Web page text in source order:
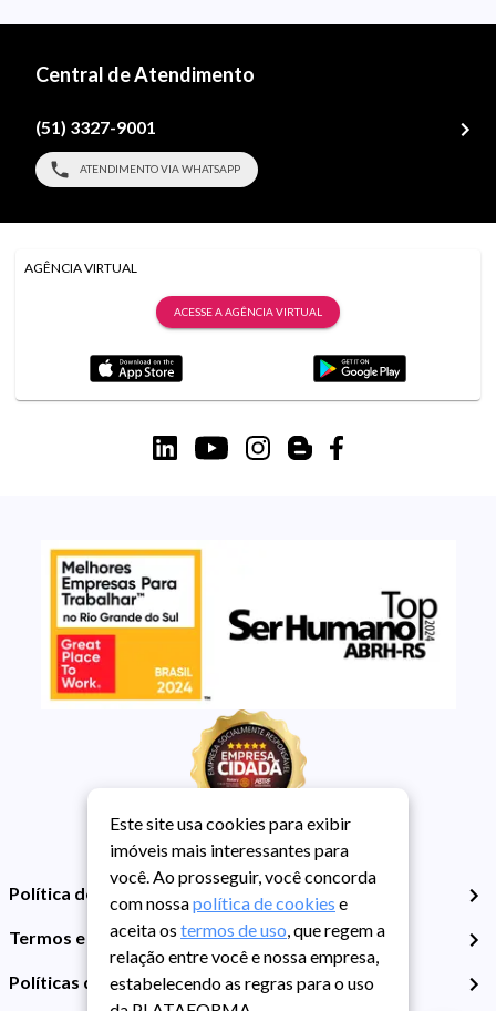
Central de Atendimento
(51) 3327-9001
ATENDIMENTO VIA WHATSAPP
AGÊNCIA VIRTUAL
ACESSE A AGÊNCIA VIRTUAL
Política de Privacidade
Termos e Condições de Uso
Políticas de Cookies
Este site usa cookies para exibir
imóveis mais interessantes para
você. Ao prosseguir, você concorda
com nossapolítica de cookies e
aceita os termos de uso, que regem a
relação entre você e nossa empresa,
estabelecendo as regras para o uso